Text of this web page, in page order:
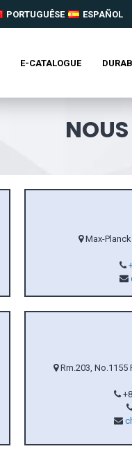
PORTUGUÊSE ESPAÑOL
E-CATALOGUE
Max-
Rm.203, No.1155